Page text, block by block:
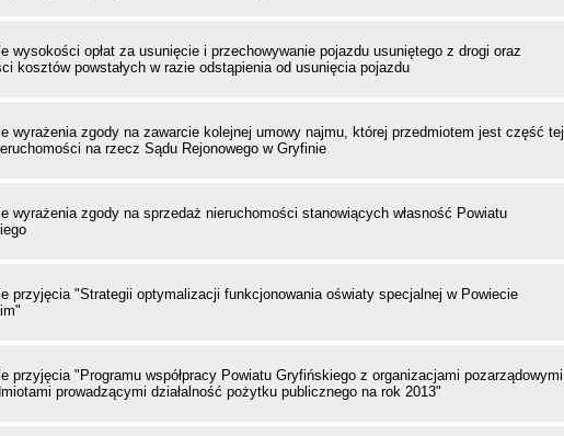
wysokości opłat za usunięcie i przechowywanie pojazdu usuniętego z drogi oraz
kosztów powstałych w razie odstąpienia od usunięcia pojazdu
wyrażenia zgody na zawarcie kolejnej umowy najmu, której przedmiotem jest część tej
na rzecz Sądu Rejonowego w Gryfinie
wyrażenia zgody na sprzedaż nieruchomości stanowiących własność Powiatu
przyjęcia "Strategii optymalizacji funkcjonowania oświaty specjalnej w Powiecie
przyjęcia "Programu współpracy Powiatu Gryfińskiego z organizacjami pozarządowymi
prowadzącymi działalność pożytku publicznego na rok 2013"